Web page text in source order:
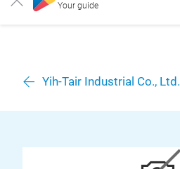
Your guide
Yih-Tair Industrial Co., Ltd.